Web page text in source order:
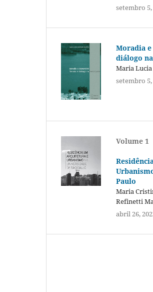
setembro 5,
Moradia e
diálogo
Maria
setembro 5,
Volume 1
Paulo
Maria
Refinetti
abril 26,